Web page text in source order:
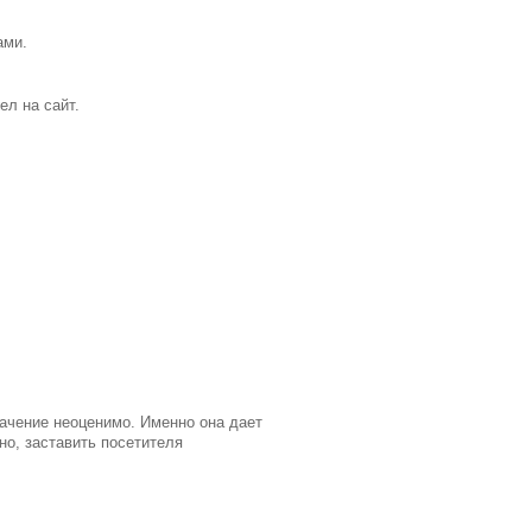
на сайт.
неоценимо. Именно она дает
заставить посетителя